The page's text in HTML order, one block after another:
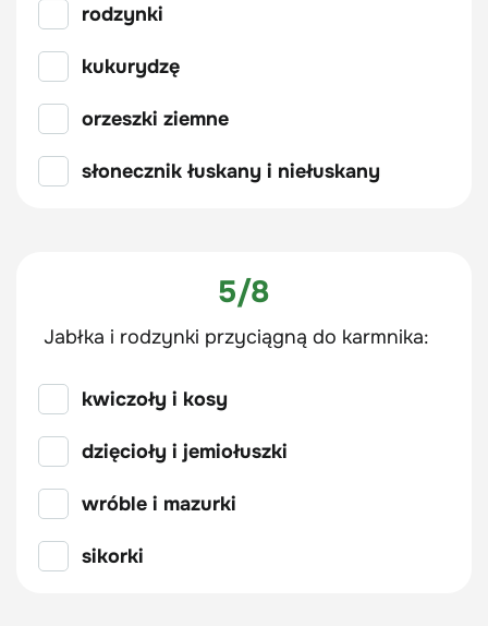
rodzynki
kukurydzę
orzeszki ziemne
słonecznik łuskany i niełuskany
5/8
Jabłka i rodzynki przyciągną do karmnika:
kwiczoły i kosy
dzięcioły i jemiołuszki
wróble i mazurki
sikorki